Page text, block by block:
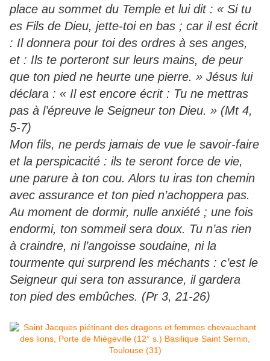
place au sommet du Temple et lui dit : « Si tu
es Fils de Dieu, jette-toi en bas ; car il est écrit
: Il donnera pour toi des ordres à ses anges,
et : Ils te porteront sur leurs mains, de peur
que ton pied ne heurte une pierre. » Jésus lui
déclara : « Il est encore écrit : Tu ne mettras
pas à l’épreuve le Seigneur ton Dieu. » (Mt 4,
5-7)
Mon fils, ne perds jamais de vue le savoir-faire
et la perspicacité : ils te seront force de vie,
une parure à ton cou. Alors tu iras ton chemin
avec assurance et ton pied n’achoppera pas.
Au moment de dormir, nulle anxiété ; une fois
endormi, ton sommeil sera doux. Tu n’as rien
à craindre, ni l’angoisse soudaine, ni la
tourmente qui surprend les méchants : c’est le
Seigneur qui sera ton assurance, il gardera
ton pied des embûches. (Pr 3, 21-26)